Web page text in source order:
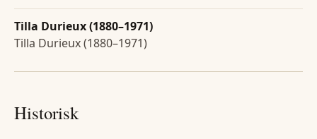
Tilla Durieux (1880–1971)
Tilla Durieux (1880–1971)
Historisk